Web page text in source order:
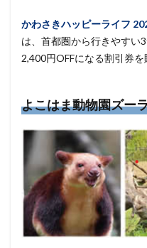
かわさきハッピーライフ
は、首都圏から行きやすい
2,400円OFFになる割引券を
よこはま動物園ズー